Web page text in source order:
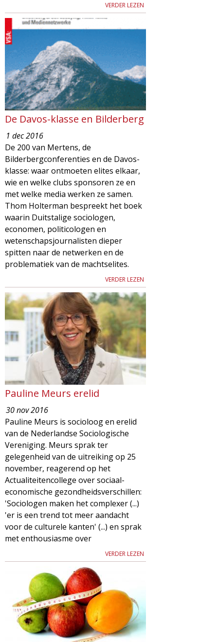
VERDER LEZEN
De Davos-klasse en Bilderberg
1 dec 2016
De 200 van Mertens, de
Bilderbergconferenties en de Davos-
klasse: waar ontmoeten elites elkaar,
wie en welke clubs sponsoren ze en
met welke media werken ze samen.
Thom Holterman bespreekt het boek
waarin Duitstalige sociologen,
economen, politicologen en
wetenschapsjournalisten dieper
spitten naar de netwerken en de
problematiek van de machtselites.
VERDER LEZEN
Pauline Meurs erelid
30 nov 2016
Pauline Meurs is socioloog en erelid
van de Nederlandse Sociologische
Vereniging. Meurs sprak ter
gelegenheid van de uitreiking op 25
november, reagerend op het
Actualiteitencollege over sociaal-
economische gezondheidsverschillen:
'Sociologen maken het complexer (...)
'er is een trend tot meer aandacht
voor de culturele kanten' (...) en sprak
met enthousiasme over
VERDER LEZEN